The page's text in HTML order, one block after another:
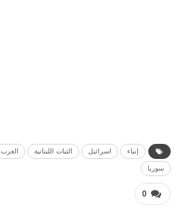
إنباء اسرائيل الثبات اللبنانية العرب
سوريا
0